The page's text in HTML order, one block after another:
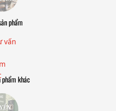
phẩm
phẩm khác